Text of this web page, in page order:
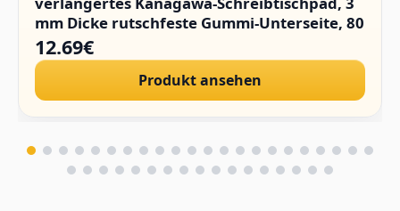
mm Dicke rutschfeste Gummi-Unterseite, 80
x 30 cm.
12.69€
Produkt ansehen